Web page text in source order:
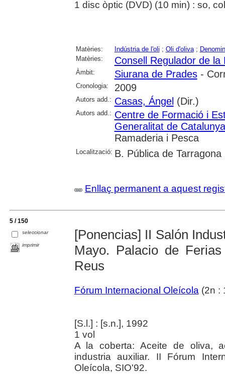
1 disc òptic (DVD) (10 min) : so,
Matèries: Indústria de l'oli ; Oli d'oliva;
Matèries:
Consell Regulador de la
Àmbit: Siurana de Prades-
Cronologia: 2009
Autors add.: Casas, Ángel (Dir.)
Autors add.: Centre de Formació i
Generalitat de Catalunya
Ramaderia i Pesca
Localització: B. Pública de Tarragona
Enllaç permanent a aquest
5 / 150
seleccionar
imprimir
[Ponencias] II Salón
Mayo. Palacio de
Reus
Fórum Internacional Oleícola(2n :
[S.l.] : [s.n.], 1992
1 vol
A la coberta: Aceite de oliva,
industria auxiliar. II Fórum
Oleícola, SIO'92.